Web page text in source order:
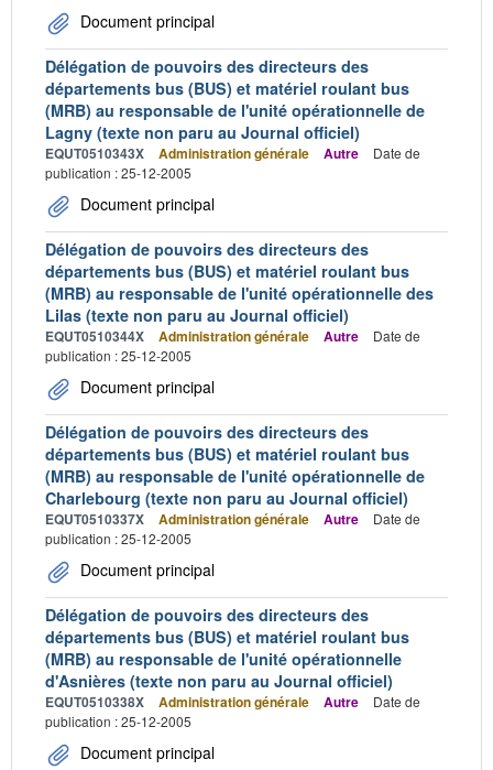
Document principal
Délégation de pouvoirs des directeurs des
départements bus (BUS) et matériel roulant bus
(MRB) au responsable de l'unité opérationnelle de
Lagny (texte non paru au Journal officiel)
EQUT0510343X Administration générale Autre
Date de
publication : 25-12-2005
Document principal
Délégation de pouvoirs des directeurs des
départements bus (BUS) et matériel roulant bus
(MRB) au responsable de l'unité opérationnelle des
Lilas (texte non paru au Journal officiel)
EQUT0510344X Administration générale Autre
Date de
publication : 25-12-2005
Document principal
Délégation de pouvoirs des directeurs des
départements bus (BUS) et matériel roulant bus
(MRB) au responsable de l'unité opérationnelle de
Charlebourg (texte non paru au Journal officiel)
EQUT0510337X Administration générale Autre
Date de
publication : 25-12-2005
Document principal
Délégation de pouvoirs des directeurs des
départements bus (BUS) et matériel roulant bus
(MRB) au responsable de l'unité opérationnelle
d'Asnières (texte non paru au Journal officiel)
EQUT0510338X Administration générale Autre
Date de
publication : 25-12-2005
Document principal